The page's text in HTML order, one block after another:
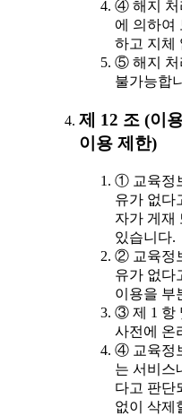
④ 해지 처
에 의하여
하고 지체
⑤ 해지 처
불가능합
제 12 조 (이
이용 제한)
① 교육정
유가 없다
자가 게재
있습니다.
② 교육정
유가 없다
이용을 부
③ 제 1 항
사전에 온
④ 교육정
는 서비스
다고 판단
없이 삭제